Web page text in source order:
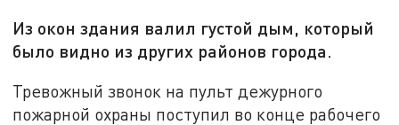
Из окон здания валил густой дым, который
было видно из других районов города.
Тревожный звонок на пульт дежурного
пожарной охраны поступил во конце рабочего